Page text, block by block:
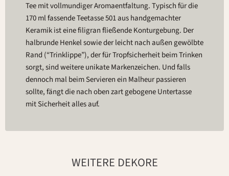
Tee mit vollmundiger Aromaentfaltung. Typisch für die
170 ml fassende Teetasse 501 aus handgemachter
Keramik ist eine filigran fließende Konturgebung. Der
halbrunde Henkel sowie der leicht nach außen gewölbte
Rand (“Trinklippe”), der für Tropfsicherheit beim Trinken
sorgt, sind weitere unikate Markenzeichen. Und falls
dennoch mal beim Servieren ein Malheur passieren
sollte, fängt die nach oben zart gebogene Untertasse
mit Sicherheit alles auf.
WEITERE DEKORE